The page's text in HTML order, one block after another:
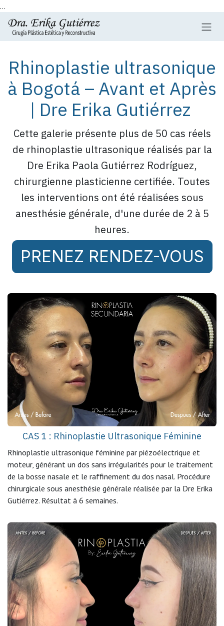
...
Se rendre au contenu
Rhinoplastie ultrasonique
à Bogotá – Avant et Après
| Dre Erika Gutiérrez
Cette galerie présente plus de 50 cas réels
de rhinoplastie ultrasonique réalisés par la
Dre Erika Paola Gutiérrez Rodríguez,
chirurgienne plasticienne certifiée. Toutes
les interventions ont été réalisées sous
anesthésie générale, d'une durée de 2 à 5
heures.
PRENEZ RENDEZ-VOUS
CAS 1 : Rhinoplastie Ultrasonique Féminine
Rhinoplastie ultrasonique féminine par piézoélectrique et
moteur, générant un dos sans irrégularités pour le traitement
de la bosse nasale et le raffinement du dos nasal. Procédure
chirurgicale sous anesthésie générale réalisée par la Dre Erika
Gutiérrez. Résultat à 6 semaines.